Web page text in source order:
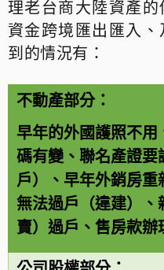
理老台商大陸資產的
資金跨境匯出匯入
到的情況有：
不動產部分：
早年的外國護照不
碼有變、聯名產證
戶）、早年外銷房
無法過戶（違建）
賣）過戶、售房款辦